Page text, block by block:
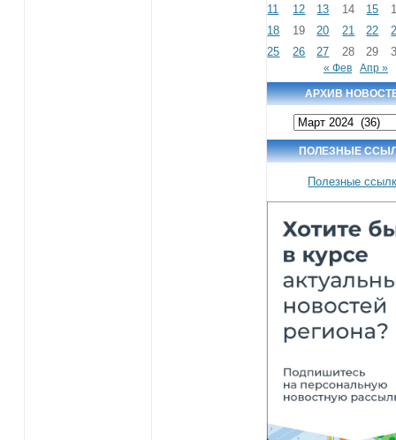
11
12 13 14 15
18
19 20 21 22
25
26 27 28 29
« Фев Апр »
АРХИВ
Архив
новостей
ПОЛЕЗНЫЕ
Полезные